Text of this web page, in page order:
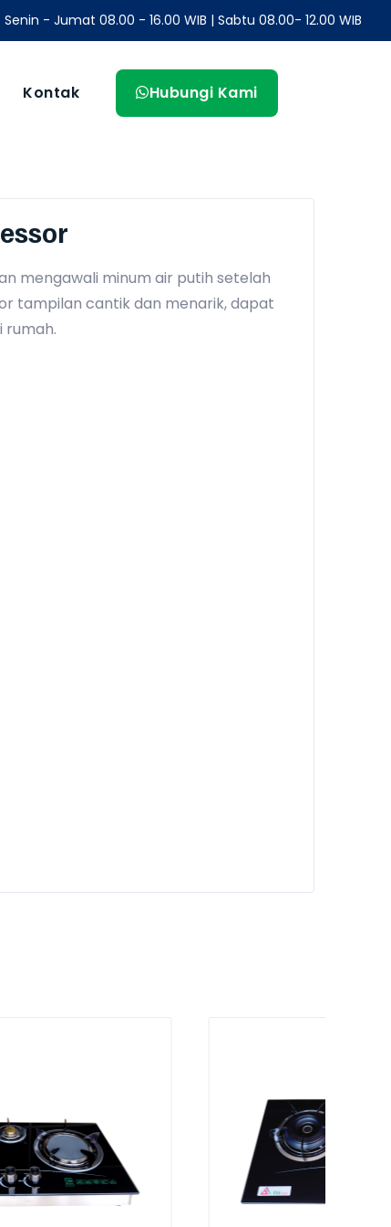
Senin - Jumat 08.00 - 16.00 WIB | Sabtu 08.00- 12.00 WIB
Kontak Hubungi Kami
mengawali minum air putih setelah
tampilan cantik dan menarik, dapat
rumah.